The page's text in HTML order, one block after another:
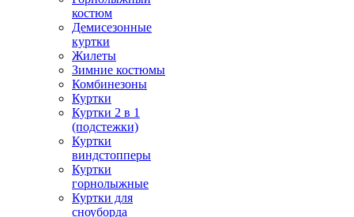
костюм
Демисезонные
куртки
Жилеты
Зимние костюмы
Комбинезоны
Куртки
Куртки 2 в 1
(подстежки)
Куртки
виндстопперы
Куртки
горнолыжные
Куртки для
сноуборда